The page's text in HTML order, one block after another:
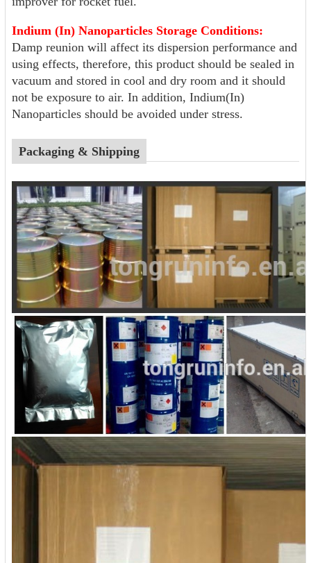
Indium (In) Nanoparticles Storage Conditions:
Damp reunion will affect its dispersion performance and
using effects, therefore, this product should be sealed in
vacuum and stored in cool and dry room and it should
not be exposure to air. In addition, Indium(In)
Nanoparticles should be avoided under stress.
Packaging & Shipping